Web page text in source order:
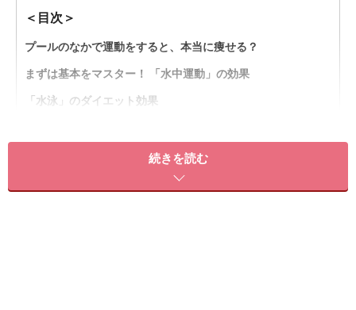
＜目次＞
プールのなかで運動をすると、本当に痩せる？
まずは基本をマスター！ 「水中運動」の効果
「水泳」のダイエット効果
効果的な水中ウォーキングの実践方法
歩き方や時間は？ プールウォーキングの消費カロリーを高め
続きを読む